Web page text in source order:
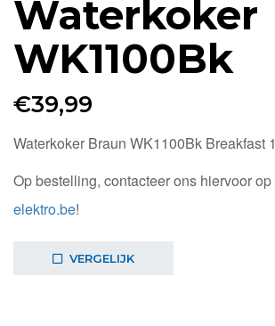
Waterkoker
WK1100Bk
€39,99
Waterkoker Braun WK1100Bk Breakfast 1
Op bestelling, contacteer ons hiervoor op
elektro.be!
VERGELIJK